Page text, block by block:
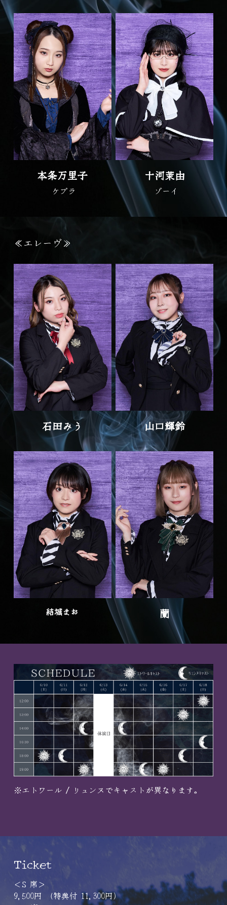
本条万里子
ケプラ
十河茉由
ゾーイ
≪エレーヴ≫
石田みう 山口輝鈴
結城まお 蘭
※エトワール / リュンヌでキャストが異なります。
Ticket
＜S 席＞
9,500円 （特典付 11,300円）